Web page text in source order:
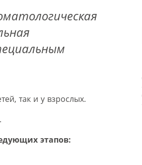
так и у взрослых.
этапов: